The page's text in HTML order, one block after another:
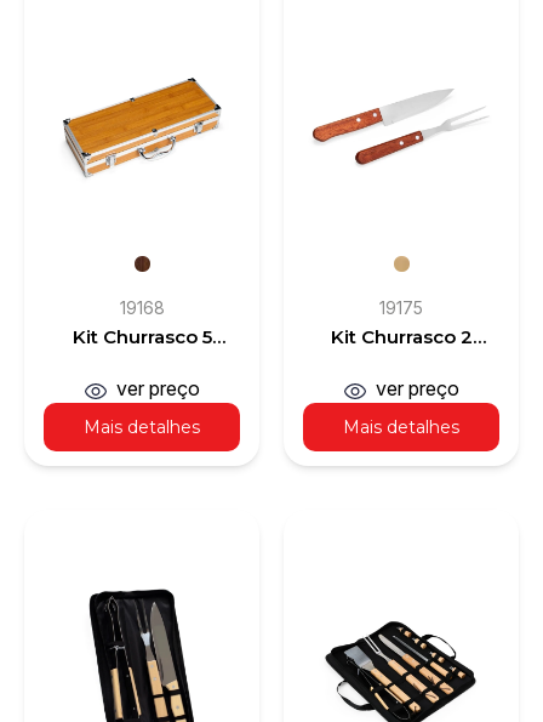
19168
Kit Churrasco 5
Mais detalhes
ver preço
19175
Kit Churrasco 2
Mais detalhes
ver preço